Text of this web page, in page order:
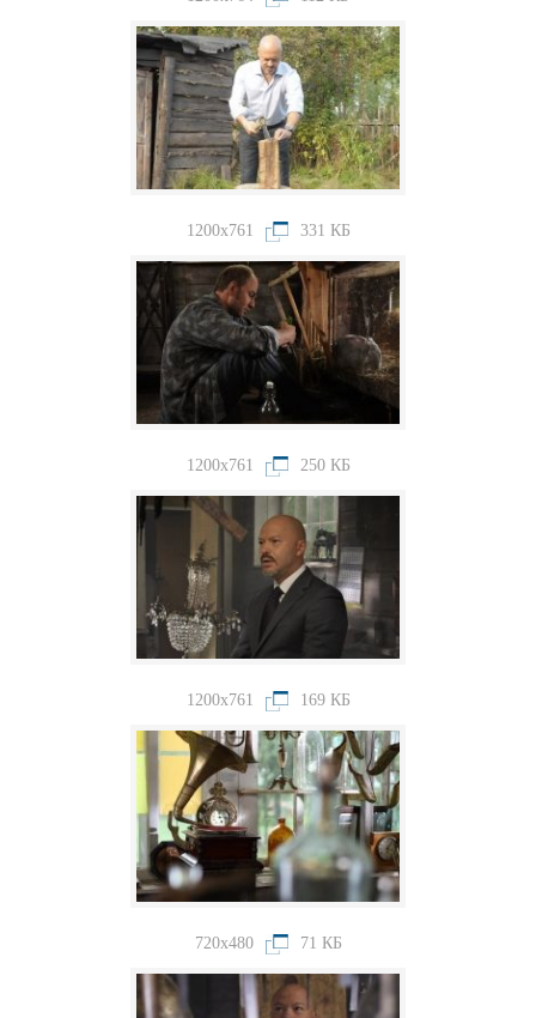
1200x761 331 КБ
1200x761 250 КБ
1200x761 169 КБ
720x480 71 КБ